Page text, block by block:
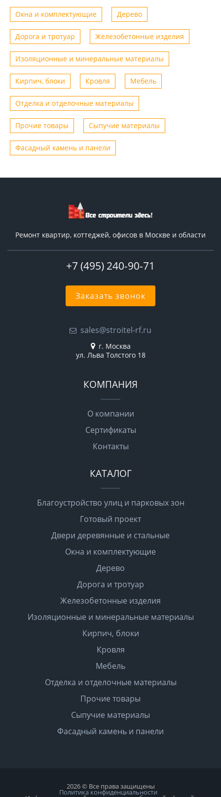
Окна и комплектующие Дерево
Дорога и тротуар Железобетонные изделия
Изоляционные и минеральные материалы
Кирпич, блоки Кровля Мебель
Отделка и отделочные материалы
Прочие товары Сыпучие материалы
Фасадный камень и панели
Ремонт квартир, коттеджей, офисов в Москве и области
+7 (495) 240-90-71
Заказать звонок
sales@stroitel-rf.ru
г. Москва
ул. Льва Толстого 18
КОМПАНИЯ
О компании
Сертификаты
Контакты
КАТАЛОГ
Благоустройство улиц и парковых зон
Готовый проект
Двери деревянные и стальные
Окна и комплектующие
Дерево
Дорога и тротуар
Железобетонные изделия
Изоляционные и минеральные материалы
Кирпич, блоки
Кровля
Мебель
Отделка и отделочные материалы
Прочие товары
Сыпучие материалы
Фасадный камень и панели
2026 © Все права защищены
Политика конфиденциальности